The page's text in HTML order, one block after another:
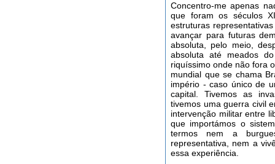
Concentro-me apenas
que foram os séculos
estruturas
avançar para futuras
absoluta, pelo meio,
absoluta até meados
riquíssimo onde não fora
mundial que se chama
império - caso único de
capital. Tivemos as
tivemos uma guerra civil
intervenção militar entre
que importámos o
termos nem a
representativa, nem a
essa experiência.